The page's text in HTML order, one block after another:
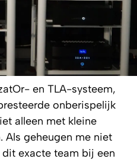
en TLA-systeem,
onberispelijk
alleen met kleine
Als geheugen me niet
exacte team bij een